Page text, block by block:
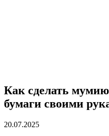
Как сделать
бумаги своими
20.07.2025